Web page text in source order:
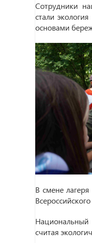
Сотрудники
стали
основами
В смене
Национальный
считая